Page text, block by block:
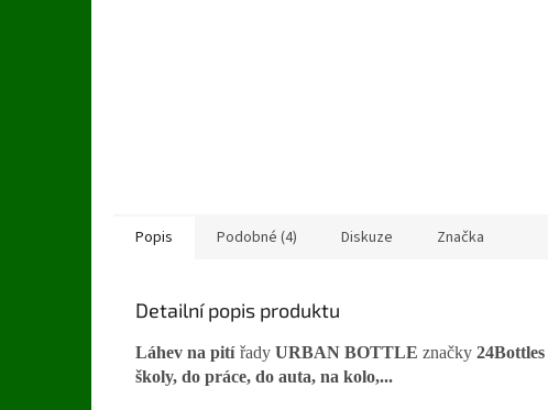
Popis Podobné (4) Diskuze Značka
Detailní popis produktu
Láhev na pití řadyURBAN BOTTLE značky24Bottles
školy, do práce, do auta, na kolo,...